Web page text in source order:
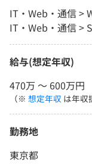
IT・Web・通信 >
IT・Web・通信 >
給与(想定年収)
470万 〜 600万円
（※ 想定年収 は年収
勤務地
東京都